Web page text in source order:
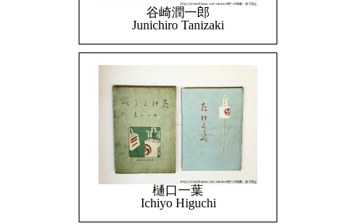
谷崎潤一郎
Junichiro Tanizaki
樋口一葉
Ichiyo Higuchi